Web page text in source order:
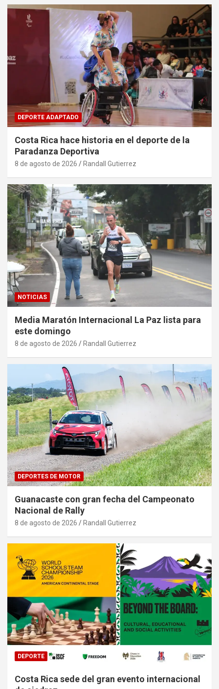
DEPORTE ADAPTADO
Costa Rica hace historia en el deporte de la
Paradanza Deportiva
8 de agosto de 2026 Randall Gutierrez
NOTICIAS
Media Maratón Internacional La Paz lista para
este domingo
8 de agosto de 2026 Randall Gutierrez
DEPORTES DE MOTOR
Guanacaste con gran fecha del Campeonato
Nacional de Rally
8 de agosto de 2026 Randall Gutierrez
DEPORTE
Costa Rica sede del gran evento internacional